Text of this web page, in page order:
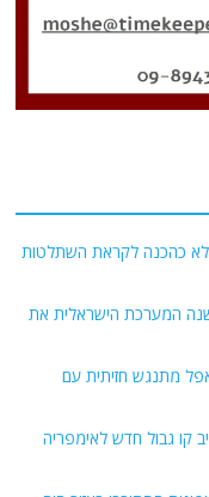
ולא כהכנה לקראת השתלטות
המערכת הישראלית את
מתנגש חזיתית עם
קו גבול חדש לאימפריה